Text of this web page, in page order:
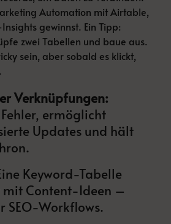
Automation mit Airtable,
gewinnst. Ein Tipp:
zwei Tabellen und baue aus.
sein, aber sobald es klickt,
Verknüpfungen:
ermöglicht
Updates und hält
Keyword-Tabelle
Content-Ideen –
SEO-Workflows.